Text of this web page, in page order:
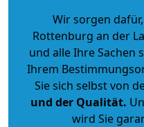
Wir sorgen
Rottenburg an der
und alle Ihre Sachen
Ihrem
Sie sich selbst von
und der Qualität.
wird Sie